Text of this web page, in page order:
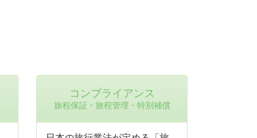
コンプライアンス
旅程保証・旅程管理・特別補償